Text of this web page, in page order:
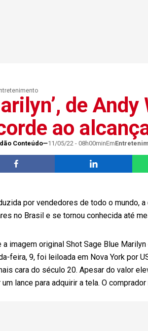
de
ao
Conteúdo 11/05/22 - 08h00minEm
por vendedores de todo o mundo,
no Brasil e se tornou conhecida até
a imagem original Shot Sage Blue
feira, 9, foi leiloada em Nova York por
cara do século 20. Apesar do valor
lance para adquirir a tela. O